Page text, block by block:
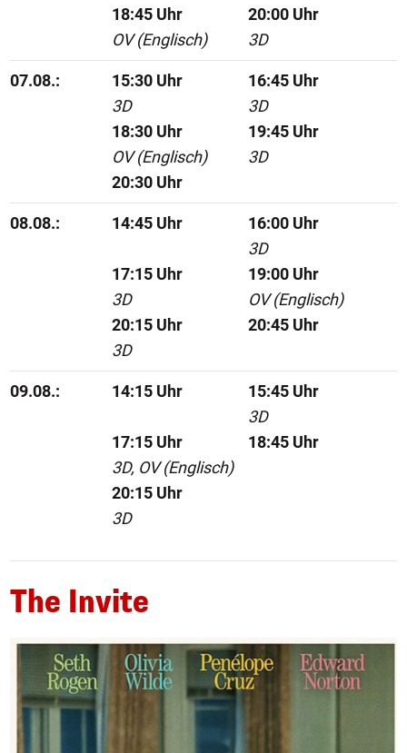
18:45 Uhr
OV (Englisch)
20:00 Uhr
3D
07.08.:
15:30 Uhr
3D
16:45 Uhr
3D
18:30 Uhr
OV (Englisch)
19:45 Uhr
3D
20:30 Uhr
08.08.: 14:45 Uhr
16:00 Uhr
3D
17:15 Uhr
3D
19:00 Uhr
OV (Englisch)
20:15 Uhr
3D
20:45 Uhr
09.08.: 14:15 Uhr
15:45 Uhr
3D
17:15 Uhr
3D, OV (Englisch)
18:45 Uhr
20:15 Uhr
3D
The Invite